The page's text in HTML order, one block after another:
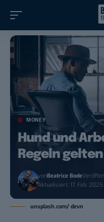
MONEY
Hund und
Regeln
vonBeatrice Bode
Aktualisiert: 17. Feb. 2025
unsplash.com/ devn